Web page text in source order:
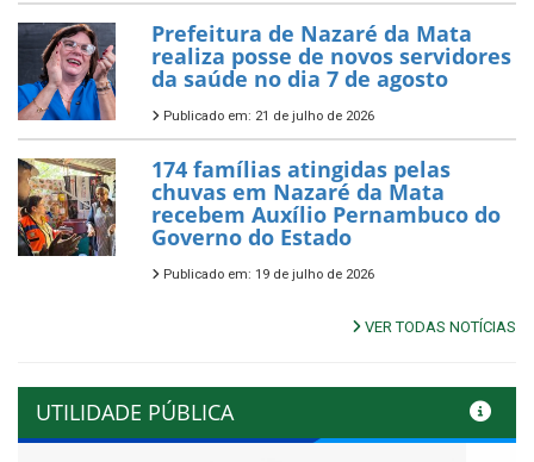
Prefeitura de Nazaré da Mata
realiza posse de novos servidores
da saúde no dia 7 de agosto
Publicado em: 21 de julho de 2026
174 famílias atingidas pelas
chuvas em Nazaré da Mata
recebem Auxílio Pernambuco do
Governo do Estado
Publicado em: 19 de julho de 2026
VER TODAS NOTÍCIAS
UTILIDADE PÚBLICA